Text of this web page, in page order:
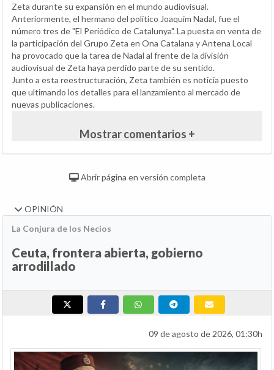
Zeta durante su expansión en el mundo audiovisual.
Anteriormente, el hermano del político Joaquim Nadal, fue el
número tres de "El Periódico de Catalunya". La puesta en venta de
la participación del Grupo Zeta en Ona Catalana y Antena Local
ha provocado que la tarea de Nadal al frente de la división
audiovisual de Zeta haya perdido parte de su sentido.
Junto a esta reestructuración, Zeta también es noticia puesto
que ultimando los detalles para el lanzamiento al mercado de
nuevas publicaciones.
Mostrar comentarios +
Abrir página en versión completa
OPINIÓN
La Conjura de los Necios
Ceuta, frontera abierta, gobierno
arrodillado
09 de agosto de 2026, 01:30h